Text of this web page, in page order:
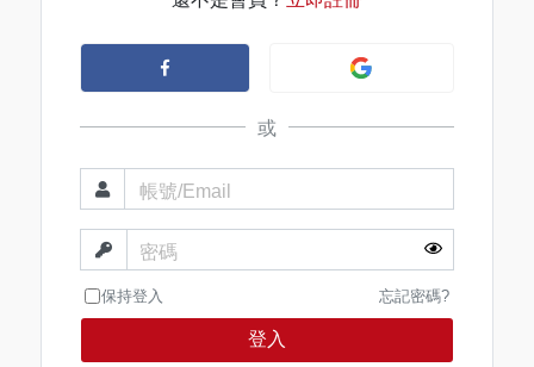
或
帳號/Email
密碼
保持登入 忘記密碼?
登入